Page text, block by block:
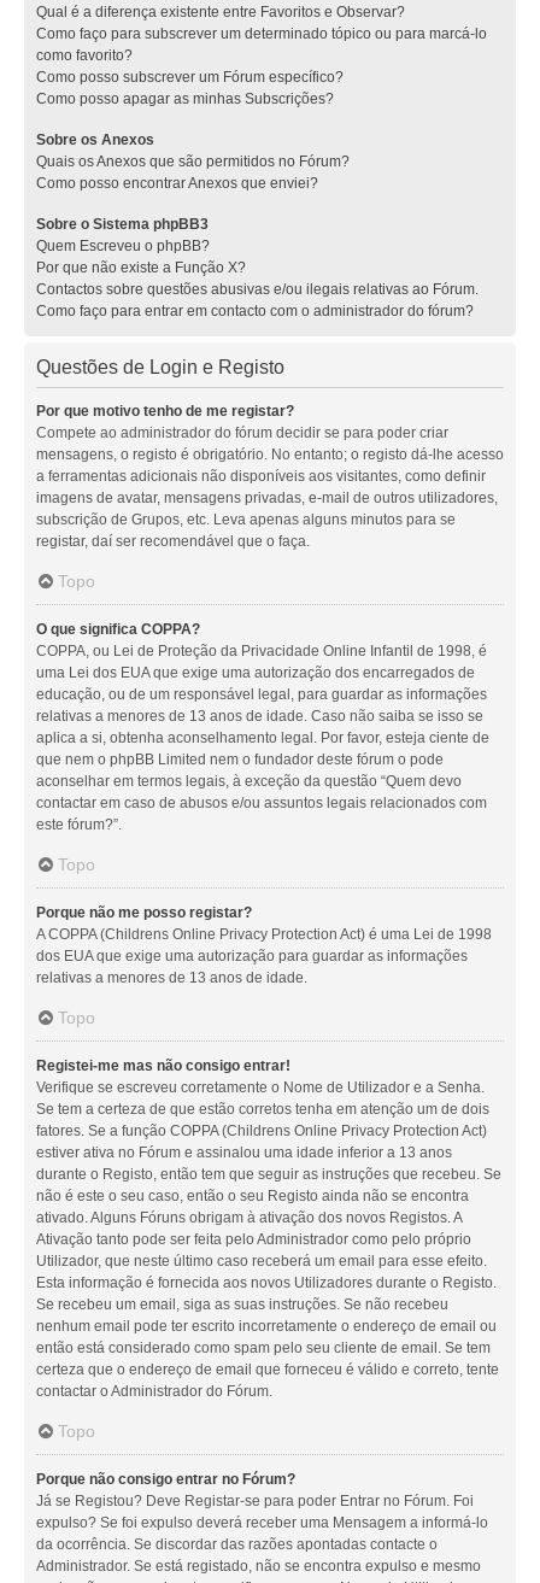
Qual é a diferença existente entre Favoritos e Observar?
Como faço para subscrever um determinado tópico ou para marcá-lo
como favorito?
Como posso subscrever um Fórum específico?
Como posso apagar as minhas Subscrições?
Sobre os Anexos
Quais os Anexos que são permitidos no Fórum?
Como posso encontrar Anexos que enviei?
Sobre o Sistema phpBB3
Quem Escreveu o phpBB?
Por que não existe a Função X?
Contactos sobre questões abusivas e/ou ilegais relativas ao Fórum.
Como faço para entrar em contacto com o administrador do fórum?
Questões de Login e Registo
Por que motivo tenho de me registar?
Compete ao administrador do fórum decidir se para poder criar
mensagens, o registo é obrigatório. No entanto; o registo dá-lhe acesso
a ferramentas adicionais não disponíveis aos visitantes, como definir
imagens de avatar, mensagens privadas, e-mail de outros utilizadores,
subscrição de Grupos, etc. Leva apenas alguns minutos para se
registar, daí ser recomendável que o faça.
Topo
O que significa COPPA?
COPPA, ou Lei de Proteção da Privacidade Online Infantil de 1998, é
uma Lei dos EUA que exige uma autorização dos encarregados de
educação, ou de um responsável legal, para guardar as informações
relativas a menores de 13 anos de idade. Caso não saiba se isso se
aplica a si, obtenha aconselhamento legal. Por favor, esteja ciente de
que nem o phpBB Limited nem o fundador deste fórum o pode
aconselhar em termos legais, à exceção da questão “Quem devo
contactar em caso de abusos e/ou assuntos legais relacionados com
este fórum?”.
Topo
Porque não me posso registar?
A COPPA (Childrens Online Privacy Protection Act) é uma Lei de 1998
dos EUA que exige uma autorização para guardar as informações
relativas a menores de 13 anos de idade.
Topo
Registei-me mas não consigo entrar!
Verifique se escreveu corretamente o Nome de Utilizador e a Senha.
Se tem a certeza de que estão corretos tenha em atenção um de dois
fatores. Se a função COPPA (Childrens Online Privacy Protection Act)
estiver ativa no Fórum e assinalou uma idade inferior a 13 anos
durante o Registo, então tem que seguir as instruções que recebeu. Se
não é este o seu caso, então o seu Registo ainda não se encontra
ativado. Alguns Fóruns obrigam à ativação dos novos Registos. A
Ativação tanto pode ser feita pelo Administrador como pelo próprio
Utilizador, que neste último caso receberá um email para esse efeito.
Esta informação é fornecida aos novos Utilizadores durante o Registo.
Se recebeu um email, siga as suas instruções. Se não recebeu
nenhum email pode ter escrito incorretamente o endereço de email ou
então está considerado como spam pelo seu cliente de email. Se tem
certeza que o endereço de email que forneceu é válido e correto, tente
contactar o Administrador do Fórum.
Topo
Porque não consigo entrar no Fórum?
Já se Registou? Deve Registar-se para poder Entrar no Fórum. Foi
expulso? Se foi expulso deverá receber uma Mensagem a informá-lo
da ocorrência. Se discordar das razões apontadas contacte o
Administrador. Se está registado, não se encontra expulso e mesmo